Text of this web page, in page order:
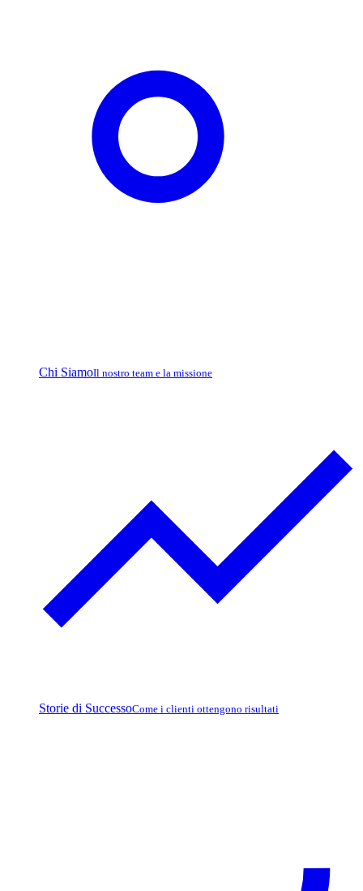
Chi SiamoIl nostro team e la missione
Storie di SuccessoCome i clienti ottengono risultati